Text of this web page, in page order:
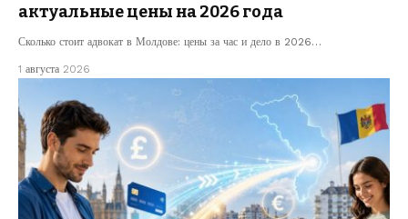
актуальные цены на 2026 года
Сколько стоит адвокат в Молдове: цены за час и дело в 2026…
1 августа 2026